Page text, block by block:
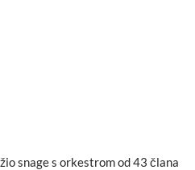
snage s orkestrom od 43 člana